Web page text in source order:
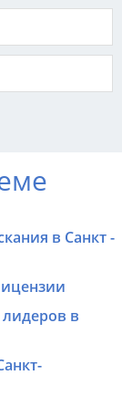
в Санкт -
в